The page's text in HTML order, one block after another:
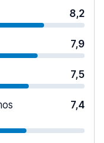
8,2
7,9
7,5
7,4